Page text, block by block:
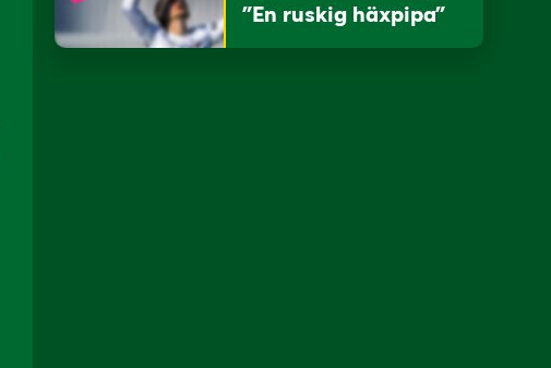
”En ruskig häxpipa”